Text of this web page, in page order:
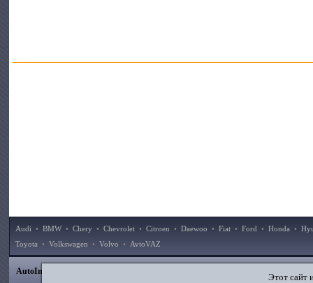
Audi • BMW • Chery • Chevrolet • Citroen • Daewoo • Fiat • Ford • Honda •
Toyota • Volkswagen • Volvo • AvtoVAZ
AutoInstruction.ru
Этот сайт